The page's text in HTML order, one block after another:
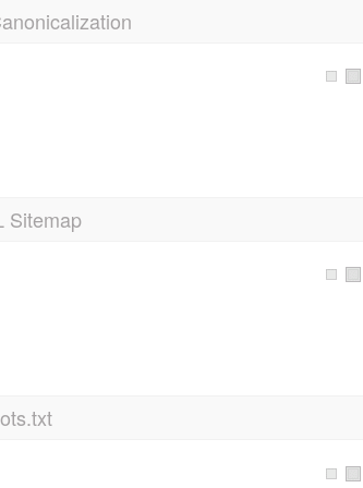
Sitemap